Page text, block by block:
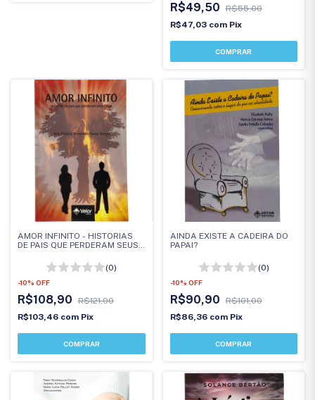
R$49,50
R$55,00
R$47,03 com Pix
AMOR INFINITO - HISTORIAS
DE PAIS QUE PERDERAM SEUS
(0)
-10% OFF
R$108,90
R$121,00
R$103,46 com Pix
AINDA EXISTE A CADEIRA DO
PAPAI?
(0)
-10% OFF
R$90,90
R$101,00
R$86,36 com Pix